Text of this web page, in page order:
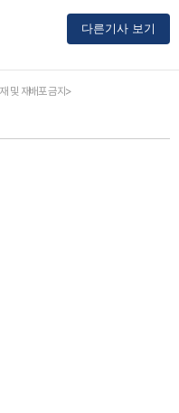
다른기사 보기
및 재배포 금지>